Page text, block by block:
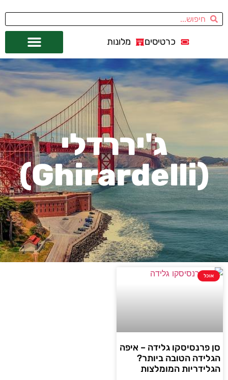
כרטיסים מלונות
ג'יררדלי
(Ghirardelli)
אוכל
סן פרנסיסקו גלידה – איפה
הגלידה הטובה ביותר?
הגלידריות המומלצות